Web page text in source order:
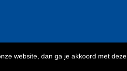
website, dan ga je akkoord met deze